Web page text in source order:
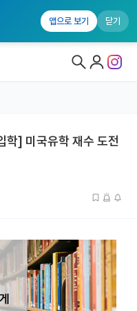
앱으로 보기 닫기
] 미국유학 재수 도전